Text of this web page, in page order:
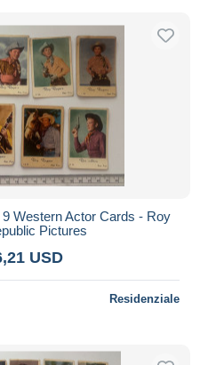
Western Actor Cards - Roy
Pictures
USD
Residenziale